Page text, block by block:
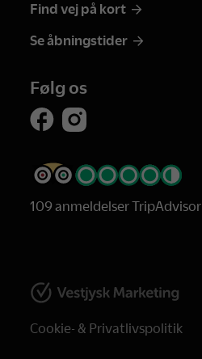
Find vej på kort
Se åbningstider
Følg os
109 anmeldelser TripAdvisor
Cookie- & Privatlivspolitik